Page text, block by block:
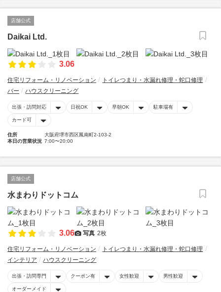
店舗公式
Daikai Ltd.
3.06
住宅リフォーム・リノベーション
トイレつまり・水漏れ修理・蛇口修理
バー
ハウスクリーニング
出張・訪問対応 日祝OK 早朝OK 駐車場有
カード可
住所
大阪府堺市西区鳳南町2-103-2
本日の営業状況 7:00〜20:00
店舗公式
水まわりドットコム
3.06 写真 2枚
住宅リフォーム・リノベーション
トイレつまり・水漏れ修理・蛇口修理
インテリア
ハウスクリーニング
出張・訪問専門 クーポン有 女性歓迎 男性歓迎
オーダーメイド